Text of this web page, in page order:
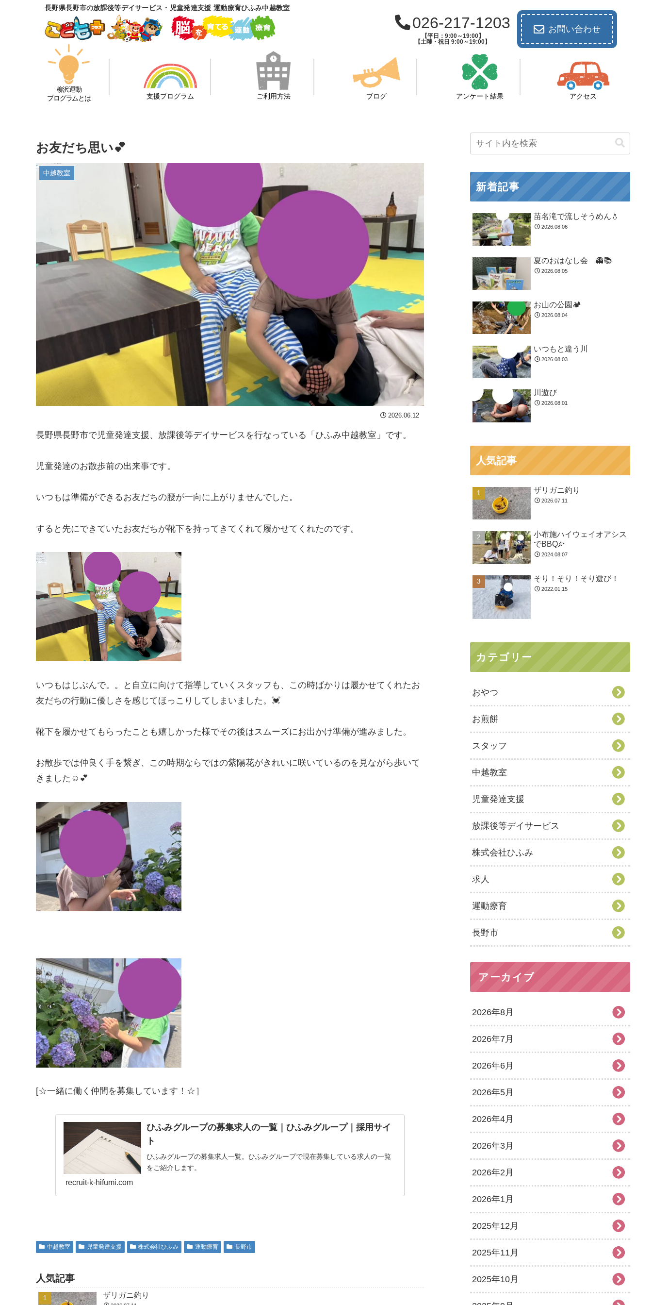
長野県長野市の放課後等デイサービス・児童発達支援 運動療育ひふみ中越教室
026-217-1203
【平日：9:00～19:00】
【土曜・祝日 9:00～19:00】
お問い合わせ
柳沢運動
プログラムとは
支援プログラム ご利用方法 ブログ アンケート結果 アクセス
お友だち思い💕
中越教室
2026.06.12
長野県長野市で児童発達支援、放課後等デイサービスを行なっている「ひふみ中越教室」です。
児童発達のお散歩前の出来事です。
いつもは準備ができるお友だちの腰が一向に上がりませんでした。
すると先にできていたお友だちが靴下を持ってきてくれて履かせてくれたのです。
いつもはじぶんで。。と自立に向けて指導していくスタッフも、この時ばかりは履かせてくれたお
友だちの行動に優しさを感じてほっこりしてしまいました。💓
靴下を履かせてもらったことも嬉しかった様でその後はスムーズにお出かけ準備が進みました。
お散歩では仲良く手を繋ぎ、この時期ならではの紫陽花がきれいに咲いているのを見ながら歩いて
きました☺️💕
[☆一緒に働く仲間を募集しています！☆］
ひふみグループの募集求人の一覧｜ひふみグループ｜採用サイ
ト
ひふみグループの募集求人一覧。ひふみグループで現在募集している求人の一覧
をご紹介します。
recruit-k-hifumi.com
中越教室 児童発達支援 株式会社ひふみ 運動療育 長野市
人気記事
ザリガニ釣り
新着記事
苗名滝で流しそうめん💧
2026.08.06
夏のおはなし会 👻📚️
2026.08.05
お山の公園🏕️
2026.08.04
いつもと違う川
2026.08.03
川遊び
2026.08.01
人気記事
ザリガニ釣り
2026.07.11
小布施ハイウェイオアシス
でBBQ🌽
2024.08.07
そり！そり！そり遊び！
2022.01.15
カテゴリー
おやつ
お煎餅
スタッフ
中越教室
児童発達支援
放課後等デイサービス
株式会社ひふみ
求人
運動療育
長野市
アーカイブ
2026年8月
2026年7月
2026年6月
2026年5月
2026年4月
2026年3月
2026年2月
2026年1月
2025年12月
2025年11月
2025年10月